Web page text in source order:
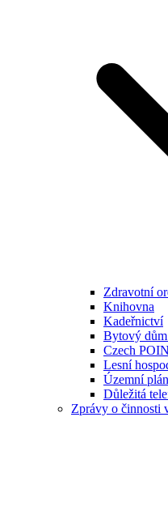
Zdravotní
Knihovna
Kadeřnictví
Bytový
Czech
Lesní
Územní
Důležitá
Zprávy o činnosti